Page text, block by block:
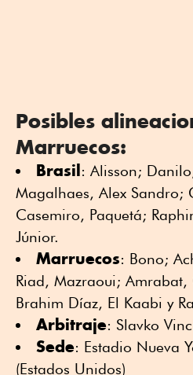
Posibles
Marruecos:
Brasil: Alisson;
Magalhaes, Alex Sandro;
Casemiro, Paquetá;
Júnior.
Marruecos: Bono;
Riad, Mazraoui;
Brahim Díaz, El Kaabi y
Arbitraje: Slavko
Sede: Estadio Nueva
(Estados Unidos)